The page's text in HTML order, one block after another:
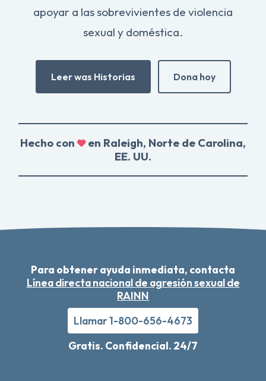
apoyar a las sobrevivientes de violencia
sexual y doméstica.
Leer was Historias Dona hoy
Hecho con
en Raleigh, Norte de Carolina,
EE. UU.
Para obtener ayuda inmediata, contacta
Línea directa nacional de agresión sexual de
RAINN
Llamar 1-800-656-4673
Gratis. Confidencial. 24/7